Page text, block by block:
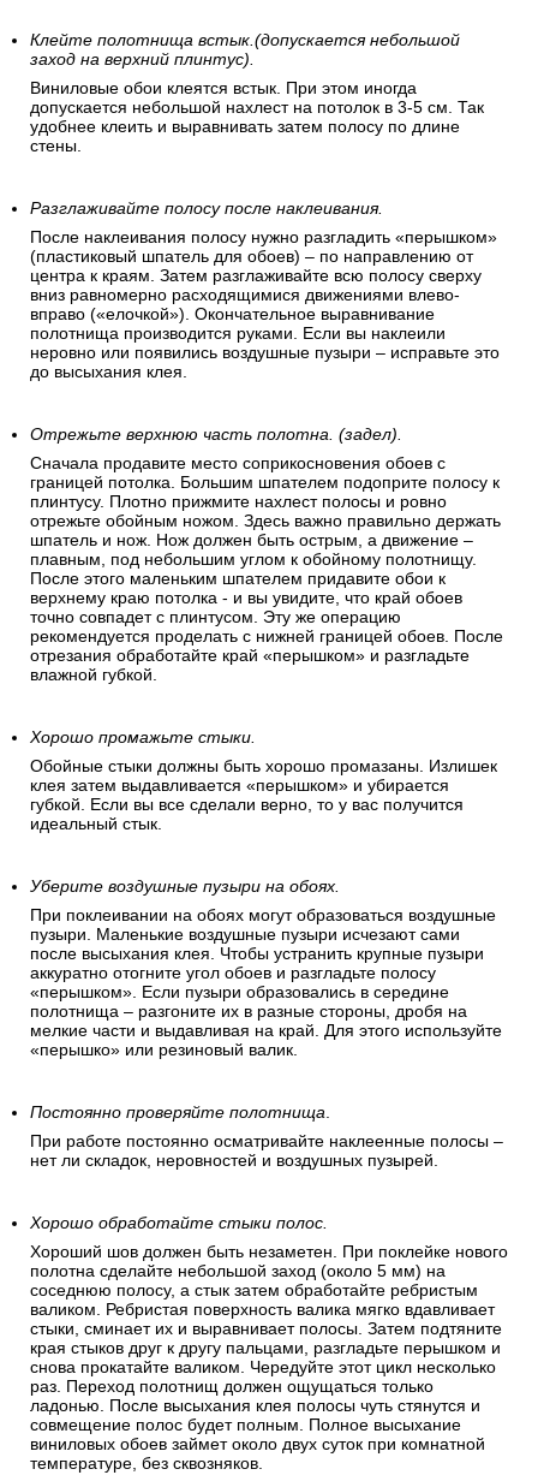
Клейте полотнища встык.(допускается небольшой
заход на верхний плинтус).
Виниловые обои клеятся встык. При этом иногда
допускается небольшой нахлест на потолок в 3-5 см. Так
удобнее клеить и выравнивать затем полосу по длине
стены.
Разглаживайте полосу после наклеивания.
После наклеивания полосу нужно разгладить «перышком»
(пластиковый шпатель для обоев) – по направлению от
центра к краям. Затем разглаживайте всю полосу сверху
вниз равномерно расходящимися движениями влево-
вправо («елочкой»). Окончательное выравнивание
полотнища производится руками. Если вы наклеили
неровно или появились воздушные пузыри – исправьте это
до высыхания клея.
Отрежьте верхнюю часть полотна. (задел).
Сначала продавите место соприкосновения обоев с
границей потолка. Большим шпателем подоприте полосу к
плинтусу. Плотно прижмите нахлест полосы и ровно
отрежьте обойным ножом. Здесь важно правильно держать
шпатель и нож. Нож должен быть острым, а движение –
плавным, под небольшим углом к обойному полотнищу.
После этого маленьким шпателем придавите обои к
верхнему краю потолка - и вы увидите, что край обоев
точно совпадет с плинтусом. Эту же операцию
рекомендуется проделать с нижней границей обоев. После
отрезания обработайте край «перышком» и разгладьте
влажной губкой.
Хорошо промажьте стыки.
Обойные стыки должны быть хорошо промазаны. Излишек
клея затем выдавливается «перышком» и убирается
губкой. Если вы все сделали верно, то у вас получится
идеальный стык.
Уберите воздушные пузыри на обоях.
При поклеивании на обоях могут образоваться воздушные
пузыри. Маленькие воздушные пузыри исчезают сами
после высыхания клея. Чтобы устранить крупные пузыри
аккуратно отогните угол обоев и разгладьте полосу
«перышком». Если пузыри образовались в середине
полотнища – разгоните их в разные стороны, дробя на
мелкие части и выдавливая на край. Для этого используйте
«перышко» или резиновый валик.
Постоянно проверяйте полотнища.
При работе постоянно осматривайте наклеенные полосы –
нет ли складок, неровностей и воздушных пузырей.
Хорошо обработайте стыки полос.
Хороший шов должен быть незаметен. При поклейке нового
полотна сделайте небольшой заход (около 5 мм) на
соседнюю полосу, а стык затем обработайте ребристым
валиком. Ребристая поверхность валика мягко вдавливает
стыки, сминает их и выравнивает полосы. Затем подтяните
края стыков друг к другу пальцами, разгладьте перышком и
снова прокатайте валиком. Чередуйте этот цикл несколько
раз. Переход полотнищ должен ощущаться только
ладонью. После высыхания клея полосы чуть стянутся и
совмещение полос будет полным. Полное высыхание
виниловых обоев займет около двух суток при комнатной
температуре, без сквозняков.